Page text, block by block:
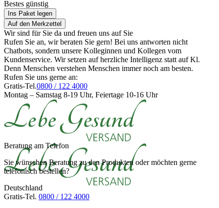
Bestes günstig
Ins Paket legen
Auf den Merkzettel
Wir sind für Sie da und freuen uns auf Sie
Rufen Sie an, wir beraten Sie gern! Bei uns antworten nicht
Chatbots, sondern unsere Kolleginnen und Kollegen vom
Kundenservice. Wir setzen auf herzliche Intelligenz statt auf Kl.
Denn Menschen verstehen Menschen immer noch am besten.
Rufen Sie uns gerne an:
Gratis-Tel.0800 / 122 4000
Montag – Samstag 8-19 Uhr, Feiertage 10-16 Uhr
Beratung am Telefon
Sie wünschen Beratung zu den Produkten oder möchten gerne
telefonisch bestellen?
Deutschland
Gratis-Tel. 0800 / 122 4000